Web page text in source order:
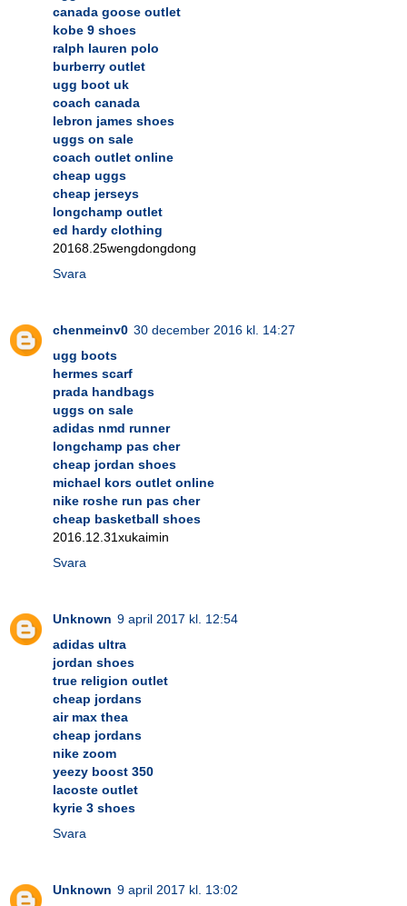
canada goose outlet
kobe 9 shoes
ralph lauren polo
burberry outlet
ugg boot uk
coach canada
lebron james shoes
uggs on sale
coach outlet online
cheap uggs
cheap jerseys
longchamp outlet
ed hardy clothing
20168.25wengdongdong
Svara
chenmeinv0 30 december 2016 kl. 14:27
ugg boots
hermes scarf
prada handbags
uggs on sale
adidas nmd runner
longchamp pas cher
cheap jordan shoes
michael kors outlet online
nike roshe run pas cher
cheap basketball shoes
2016.12.31xukaimin
Svara
Unknown 9 april 2017 kl. 12:54
adidas ultra
jordan shoes
true religion outlet
cheap jordans
air max thea
cheap jordans
nike zoom
yeezy boost 350
lacoste outlet
kyrie 3 shoes
Svara
Unknown 9 april 2017 kl. 13:02